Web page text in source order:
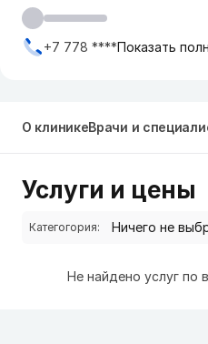
+7 778 ****Показать
О клиникеВрачи и
Услуги и цены
Категогория:
Не найдено услуг по